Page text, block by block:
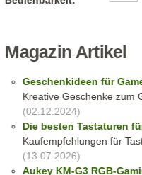
Magazin Artikel
Geschenkideen für
Kreative Geschenke zum
(02.12.2024)
Die besten Tastaturen
Kaufempfehlungen für
(13.07.2026)
Aukey KM-G3 RGB-